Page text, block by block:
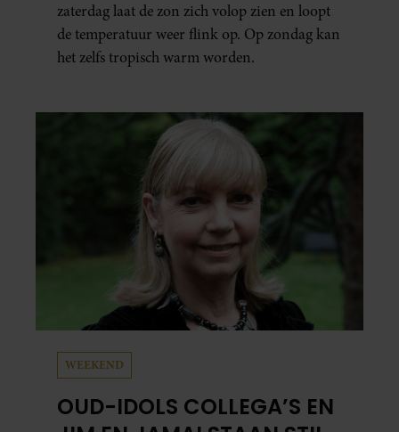
zaterdag laat de zon zich volop zien en loopt
de temperatuur weer flink op. Op zondag kan
het zelfs tropisch warm worden.
WEEKEND
OUD-IDOLS COLLEGA’S EN